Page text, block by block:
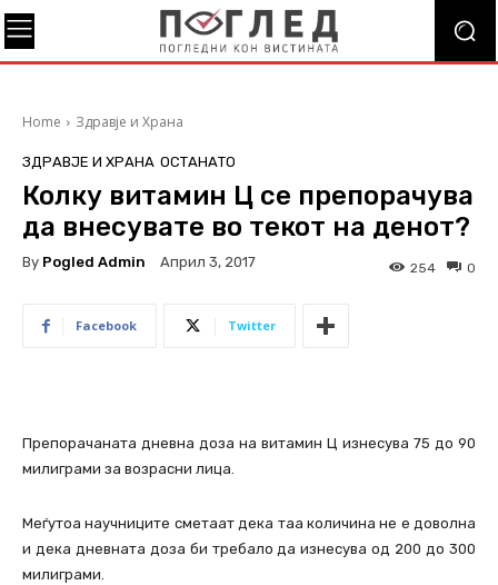
Home Здравје и Храна
ЗДРАВЈЕ И ХРАНА ОСТАНАТО
Колку витамин Ц се препорачува
да внесувате во текот на денот?
By Pogled Admin Април 3, 2017 0
254
Facebook Twitter
Препорачаната дневна доза на витамин Ц изнесува 75 до 90
милиграми за возрасни лица.
Меѓутоа научниците сметаат дека таа количина не е доволна
и дека дневната доза би требало да изнесува од 200 до 300
милиграми.